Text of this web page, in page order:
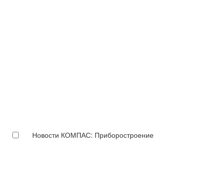
Новости КОМПАС: Приборостроение